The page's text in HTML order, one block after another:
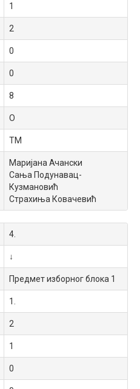
1
2
0
0
8
О
ТМ
Маријана Ачански
Сања Подунавац-
Кузмановић
Страхиња Ковачевић
4.
↓
Предмет изборног блока 1
1.
2
1
0